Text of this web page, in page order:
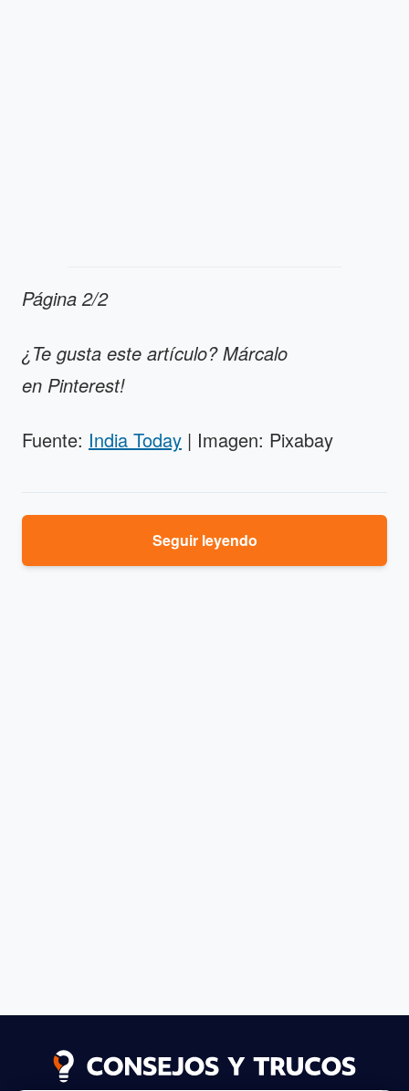
Página 2/2
¿Te gusta este artículo? Márcalo
en Pinterest!
Fuente: India Today | Imagen: Pixabay
Seguir leyendo